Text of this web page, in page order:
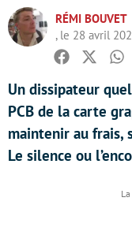
RÉMI BOUVET
, le 28 avril
Facebook
Twitter
Un dissipateur
PCB de la carte
maintenir au frais,
Le silence ou